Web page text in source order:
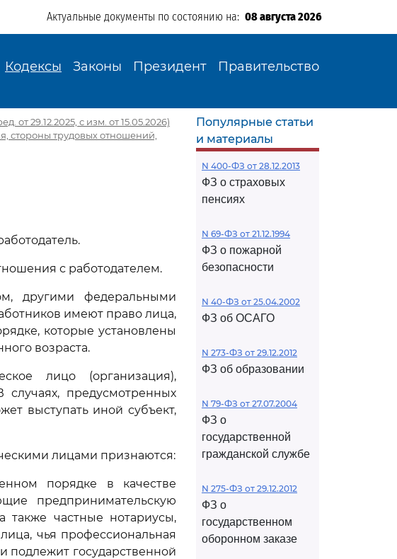
Актуальные документы по состоянию на: 08 августа 2026
Кодексы Законы Президент Правительство
от 29.12.2025, с изм. от 15.05.2026)
стороны трудовых отношений,
с работодателем.
другими федеральными
имеют право лица,
которые установлены
возраста.
лицо (организация),
предусмотренных
выступать иной субъект,
лицами признаются:
порядке в качестве
предпринимательскую
также частные нотариусы,
чья профессиональная
подлежит государственной
Популярные статьи
и материалы
N 400-ФЗ от 28.12.2013
ФЗ о страховых
пенсиях
N 69-ФЗ от 21.12.1994
ФЗ о пожарной
безопасности
N 40-ФЗ от 25.04.2002
ФЗ об ОСАГО
N 273-ФЗ от 29.12.2012
ФЗ об образовании
N 79-ФЗ от 27.07.2004
ФЗ о
государственной
гражданской службе
N 275-ФЗ от 29.12.2012
ФЗ о
государственном
оборонном заказе